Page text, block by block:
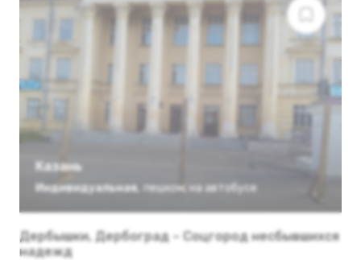
Казань
Индивидуальная, пешком, на автобусе
Дербышки, Дербоград – Соцгород несбывшихся
надежд